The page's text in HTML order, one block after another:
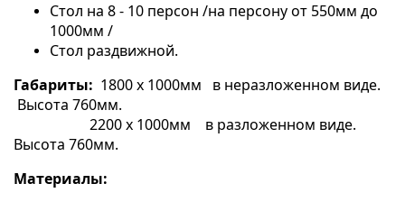
Стол на 8 - 10 персон /на персону от 550мм до
1000мм /
Стол раздвижной.
Габариты: 1800 х 1000мм в неразложенном виде.
Высота 760мм.
2200 х 1000мм в разложенном виде.
Высота 760мм.
Материалы: